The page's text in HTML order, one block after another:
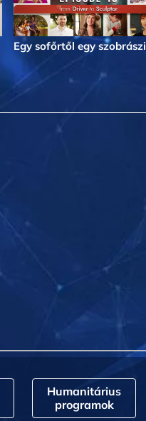
Egy sofőrtől egy
Humanitárius
programok